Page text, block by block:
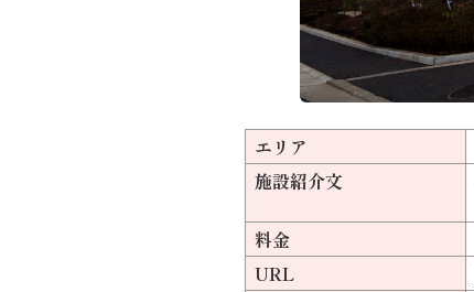
エリア
施設紹介文
料金
URL